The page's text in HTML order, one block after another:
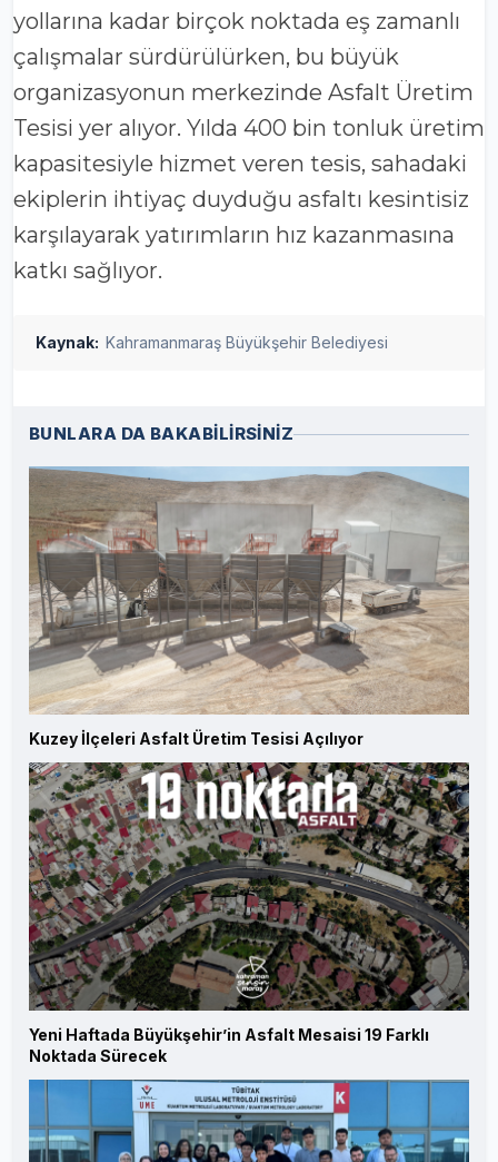
yollarına kadar birçok noktada eş zamanlı
çalışmalar sürdürülürken, bu büyük
organizasyonun merkezinde Asfalt Üretim
Tesisi yer alıyor. Yılda 400 bin tonluk üretim
kapasitesiyle hizmet veren tesis, sahadaki
ekiplerin ihtiyaç duyduğu asfaltı kesintisiz
karşılayarak yatırımların hız kazanmasına
katkı sağlıyor.
Kaynak: Kahramanmaraş Büyükşehir Belediyesi
BUNLARA DA BAKABİLİRSİNİZ
Kuzey İlçeleri Asfalt Üretim Tesisi Açılıyor
Yeni Haftada Büyükşehir’in Asfalt Mesaisi 19 Farklı
Noktada Sürecek